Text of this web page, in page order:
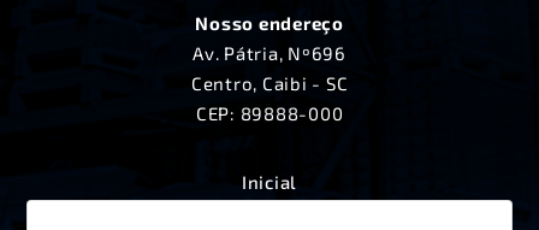
Nosso endereço
Av. Pátria, Nº696
Centro, Caibi - SC
CEP: 89888-000
Inicial